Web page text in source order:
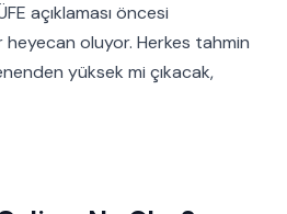
açıklaması öncesi
oluyor. Herkes tahmin
yüksek mi çıkacak,